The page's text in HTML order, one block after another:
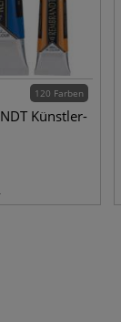
120 Farben
Künstler-